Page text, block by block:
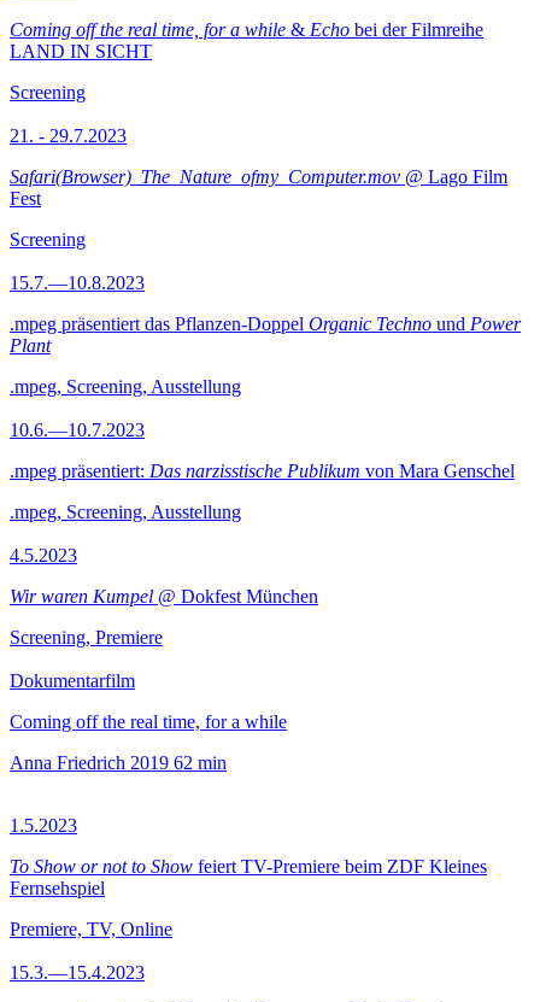
Coming off the real time, for a while & Echo bei der Filmreihe
LAND IN SICHT
Screening
21. - 29.7.2023
Safari(Browser)_The_Nature_ofmy_Computer.mov @ Lago Film
Fest
Screening
15.7.—10.8.2023
.mpeg präsentiert das Pflanzen-Doppel Organic Techno und Power
Plant
.mpeg, Screening, Ausstellung
10.6.—10.7.2023
.mpeg präsentiert: Das narzisstische Publikum von Mara Genschel
.mpeg, Screening, Ausstellung
4.5.2023
Wir waren Kumpel @ Dokfest München
Screening, Premiere
Dokumentarfilm
Coming off the real time, for a while
Anna Friedrich 2019 62 min
1.5.2023
To Show or not to Show feiert TV-Premiere beim ZDF Kleines
Fernsehspiel
Premiere, TV, Online
15.3.—15.4.2023